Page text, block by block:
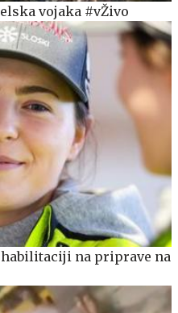
vojaka #vŽivo
na priprave na